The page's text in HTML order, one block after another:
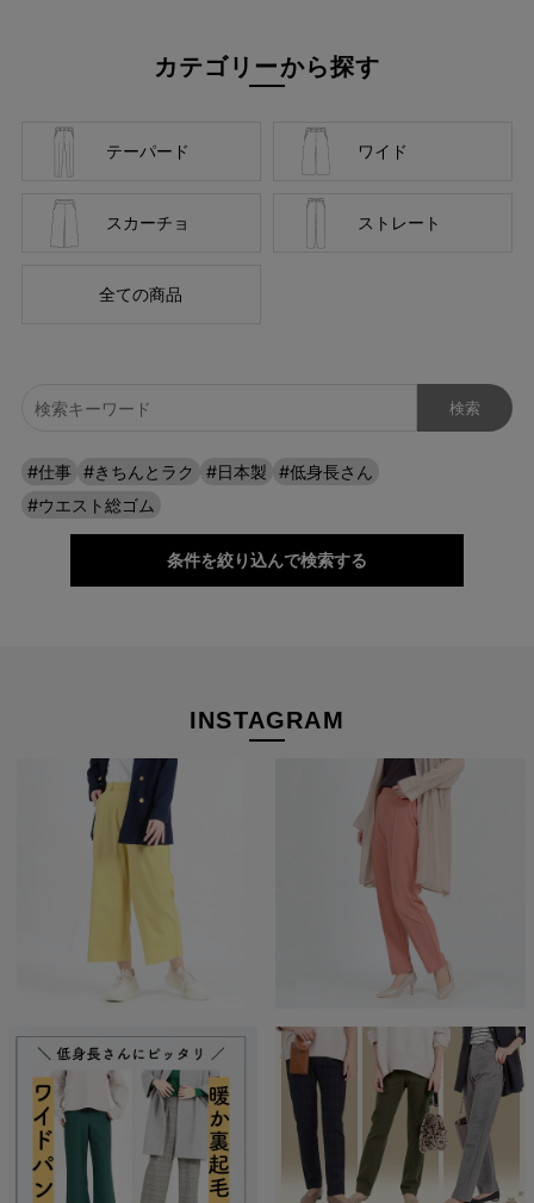
ナチュラルな美脚を演出
足首にかけて徐々に細くなる、すっきり見えテーパードシルエッ
ト。 少しハリのある素材と程よいゆとり感で脚のラインを拾いに
くいのも、自然な美脚に見せてくれるポイントです。 テーパード
ラインと立体的なヒップラインがすっきり見えて、センタープレ
カテゴリーから探す
テーパード ワイド
スカーチョ ストレート
全ての商品
#仕事 #きちんとラク #日本製
#低身長さん
#ウエスト総ゴム
条件を絞り込んで検索する
INSTAGRAM